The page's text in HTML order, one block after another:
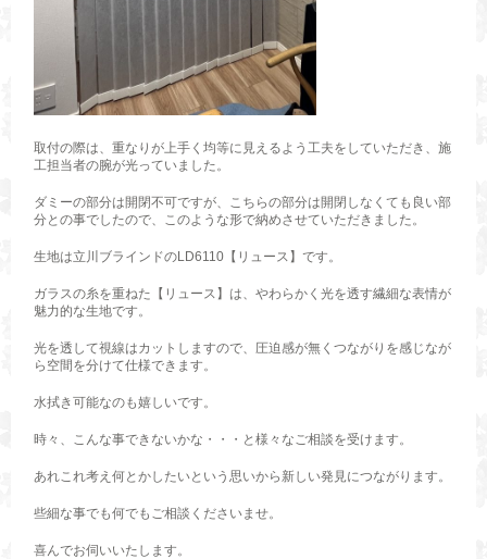
取付の際は、重なりが上手く均等に見えるよう工夫をしていただき、施
工担当者の腕が光っていました。
ダミーの部分は開閉不可ですが、こちらの部分は開閉しなくても良い部
分との事でしたので、このような形で納めさせていただきました。
生地は立川ブラインドのLD6110【リュース】です。
ガラスの糸を重ねた【リュース】は、やわらかく光を透す繊細な表情が
魅力的な生地です。
光を透して視線はカットしますので、圧迫感が無くつながりを感じなが
ら空間を分けて仕様できます。
水拭き可能なのも嬉しいです。
時々、こんな事できないかな・・・と様々なご相談を受けます。
あれこれ考え何とかしたいという思いから新しい発見につながります。
些細な事でも何でもご相談くださいませ。
喜んでお伺いいたします。